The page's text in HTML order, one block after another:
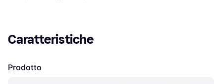
Caratteristiche
Prodotto